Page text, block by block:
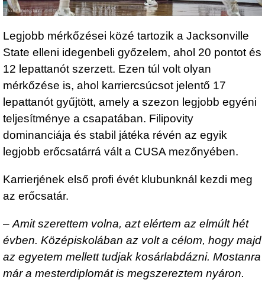
Legjobb mérkőzései közé tartozik a Jacksonville
State elleni idegenbeli győzelem, ahol 20 pontot és
12 lepattanót szerzett. Ezen túl volt olyan
mérkőzése is, ahol karriercsúcsot jelentő 17
lepattanót gyűjtött, amely a szezon legjobb egyéni
teljesítménye a csapatában. Filipovity
dominanciája és stabil játéka révén az egyik
legjobb erőcsatárrá vált a CUSA mezőnyében.
Karrierjének első profi évét klubunknál kezdi meg
az erőcsatár.
– Amit szerettem volna, azt elértem az elmúlt hét
évben. Középiskolában az volt a célom, hogy majd
az egyetem mellett tudjak kosárlabdázni. Mostanra
már a mesterdiplomát is megszereztem nyáron.